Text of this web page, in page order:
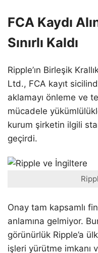
FCA Kaydı
Sınırlı Kaldı
Ripple’ın Birleşik
Ltd., FCA kayıt
aklamayı önleme ve
mücadele
kurum şirketin ilgili
geçirdi.
Onay tam kapsamlı
anlamına gelmiyor.
görünürlük Ripple’a
işleri yürütme imkanı